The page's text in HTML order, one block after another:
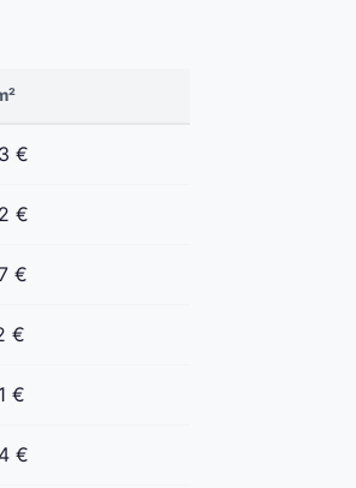
€
€
€
€
€
€